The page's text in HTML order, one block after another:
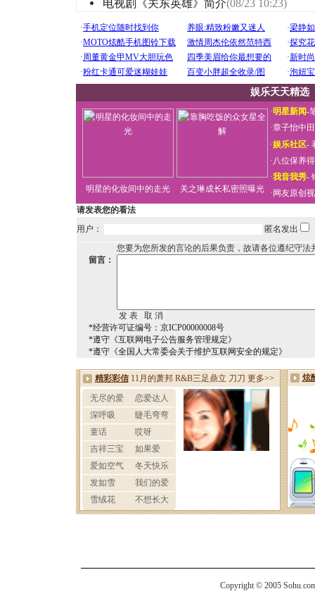
电视剧《关东英雄》简介(08/23 10:23)
娱乐天天精选
明星的化妆间中的走光 关之琳成长私密照曝光
·明星新闻-
·章子怡中
·娱乐社区-
·八位保养
·我音我秀-
· 网友原创
请发表您的看法
用户：
匿名发出
您要为您所发的言论的后果负责，故请各位遵纪守法
留言：
*经营许可证编号：京ICP00000008号
*遵守《互联网电子公告服务管理规定》
*遵守《全国人大常委会关于维护互联网安全的规定》
Copyright © 2005